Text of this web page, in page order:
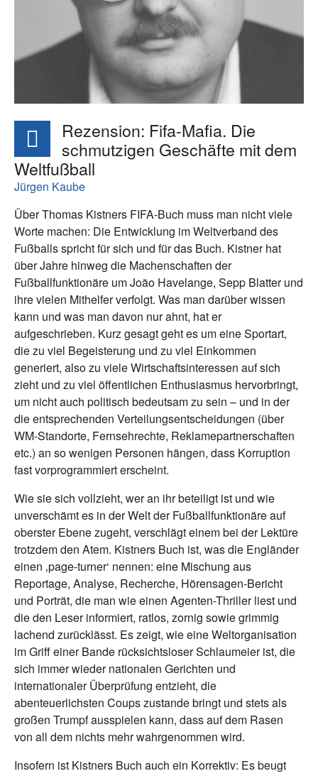
Rezension: Fifa-Mafia. Die
schmutzigen Geschäfte mit dem
Weltfußball
Jürgen Kaube
Über Thomas Kistners FIFA-Buch muss man nicht viele
Worte machen: Die Entwicklung im Weltverband des
Fußballs spricht für sich und für das Buch. Kistner hat
über Jahre hinweg die Machenschaften der
Fußballfunktionäre um João Havelange, Sepp Blatter und
ihre vielen Mithelfer verfolgt. Was man darüber wissen
kann und was man davon nur ahnt, hat er
aufgeschrieben. Kurz gesagt geht es um eine Sportart,
die zu viel Begeisterung und zu viel Einkommen
generiert, also zu viele Wirtschaftsinteressen auf sich
zieht und zu viel öffentlichen Enthusiasmus hervorbringt,
um nicht auch politisch bedeutsam zu sein – und in der
die entsprechenden Verteilungsentscheidungen (über
WM-Standorte, Fernsehrechte, Reklamepartnerschaften
etc.) an so wenigen Personen hängen, dass Korruption
fast vorprogrammiert erscheint.
Wie sie sich vollzieht, wer an ihr beteiligt ist und wie
unverschämt es in der Welt der Fußballfunktionäre auf
oberster Ebene zugeht, verschlägt einem bei der Lektüre
trotzdem den Atem. Kistners Buch ist, was die Engländer
einen ‚page-turner‘ nennen: eine Mischung aus
Reportage, Analyse, Recherche, Hörensagen-Bericht
und Porträt, die man wie einen Agenten-Thriller liest und
die den Leser informiert, ratlos, zornig sowie grimmig
lachend zurücklässt. Es zeigt, wie eine Weltorganisation
im Griff einer Bande rücksichtsloser Schlaumeier ist, die
sich immer wieder nationalen Gerichten und
internationaler Überprüfung entzieht, die
abenteuerlichsten Coups zustande bringt und stets als
großen Trumpf ausspielen kann, dass auf dem Rasen
von all dem nichts mehr wahrgenommen wird.
Insofern ist Kistners Buch auch ein Korrektiv: Es beugt